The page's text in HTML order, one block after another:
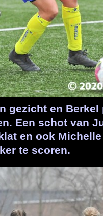
gezicht en
Een schot van
en ook
te scoren.